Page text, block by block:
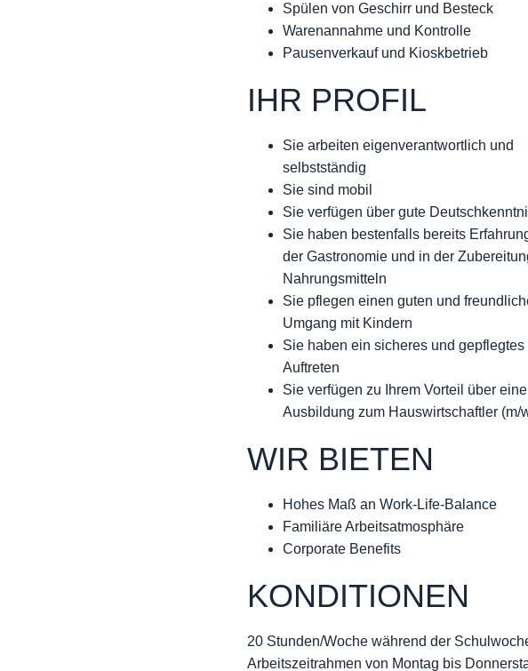
Spülen von Geschirr und Besteck
Warenannahme und Kontrolle
Pausenverkauf und Kioskbetrieb
IHR PROFIL
Sie arbeiten eigenverantwortlich und
selbstständig
Sie sind mobil
Sie verfügen über gute
Sie haben bestenfalls bereits
der Gastronomie und in der
Nahrungsmitteln
Sie pflegen einen guten und
Umgang mit Kindern
Sie haben ein sicheres und gepflegtes
Auftreten
Sie verfügen zu Ihrem Vorteil über eine
Ausbildung zum Hauswirtschaftler (m/
WIR BIETEN
Hohes Maß an Work-Life-Balance
Familiäre Arbeitsatmosphäre
Corporate Benefits
KONDITIONEN
20 Stunden/Woche während der
Arbeitszeitrahmen von Montag bis